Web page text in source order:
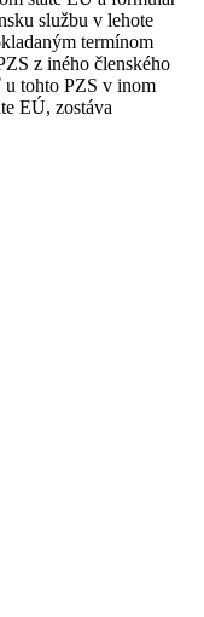
službu v lehote
termínom
z iného členského
tohto PZS v inom
EÚ, zostáva